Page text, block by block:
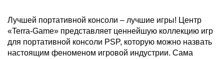
Лучшей портативной консоли – лучшие игры! Центр
«Terra-Game» представляет ценнейшую коллекцию игр
для портативной консоли PSP, которую можно назвать
настоящим феноменом игровой индустрии. Сама